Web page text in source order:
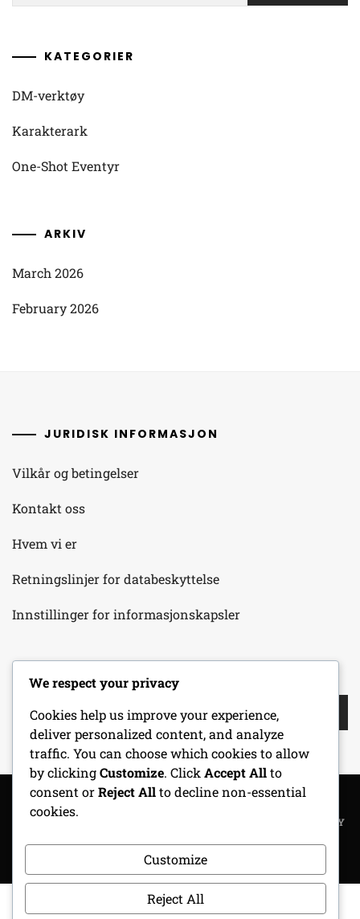
KATEGORIER
DM-verktøy
Karakterark
One-Shot Eventyr
ARKIV
March 2026
February 2026
JURIDISK INFORMASJON
Vilkår og betingelser
Kontakt oss
Hvem vi er
Retningslinjer for databeskyttelse
Innstillinger for informasjonskapsler
for:
THEME: METROGIST BY
We respect your privacy
Cookies help us improve your experience,
deliver personalized content, and analyze
traffic. You can choose which cookies to allow
by clickingCustomize. Click Accept Allto
consent orReject Allto decline non-essential
cookies.
Customize
Reject All